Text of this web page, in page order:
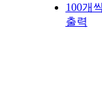
100개
출력